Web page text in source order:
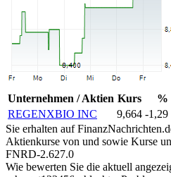
Unternehmen / Aktien Kurs
%
REGENXBIO INC
9,664 -1,29
Sie erhalten auf
Aktienkurse von und sowie Kurse
FNRD-2.627.0
Wie bewerten Sie die aktuell